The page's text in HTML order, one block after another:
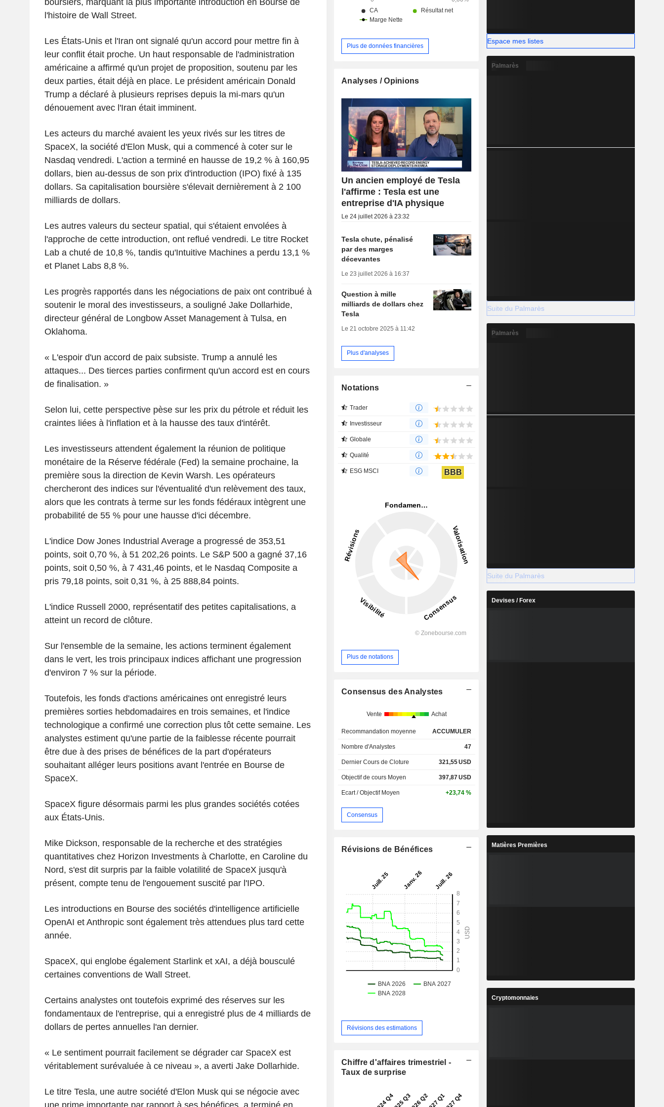
l'histoire de Wall Street.
Les États-Unis et l'Iran ont signalé qu'un accord pour mettre fin à
leur conflit était proche. Un haut responsable de l'administration
américaine a affirmé qu'un projet de proposition, soutenu par les
deux parties, était déjà en place. Le président américain Donald
Trump a déclaré à plusieurs reprises depuis la mi-mars qu'un
dénouement avec l'Iran était imminent.
Les acteurs du marché avaient les yeux rivés sur les titres de
SpaceX, la société d'Elon Musk, qui a commencé à coter sur le
Nasdaq vendredi. L'action a terminé en hausse de 19,2 % à 160,95
dollars, bien au-dessus de son prix d'introduction (IPO) fixé à 135
dollars. Sa capitalisation boursière s'élevait dernièrement à 2 100
milliards de dollars.
Les autres valeurs du secteur spatial, qui s'étaient envolées à
l'approche de cette introduction, ont reflué vendredi. Le titre Rocket
Lab a chuté de 10,8 %, tandis qu'Intuitive Machines a perdu 13,1 %
et Planet Labs 8,8 %.
Les progrès rapportés dans les négociations de paix ont contribué à
soutenir le moral des investisseurs, a souligné Jake Dollarhide,
directeur général de Longbow Asset Management à Tulsa, en
Oklahoma.
« L'espoir d'un accord de paix subsiste. Trump a annulé les
attaques... Des tierces parties confirment qu'un accord est en cours
de finalisation. »
Selon lui, cette perspective pèse sur les prix du pétrole et réduit les
craintes liées à l'inflation et à la hausse des taux d'intérêt.
Les investisseurs attendent également la réunion de politique
monétaire de la Réserve fédérale (Fed) la semaine prochaine, la
première sous la direction de Kevin Warsh. Les opérateurs
chercheront des indices sur l'éventualité d'un relèvement des taux,
alors que les contrats à terme sur les fonds fédéraux intègrent une
probabilité de 55 % pour une hausse d'ici décembre.
L'indice Dow Jones Industrial Average a progressé de 353,51
points, soit 0,70 %, à 51 202,26 points. Le S&P 500 a gagné 37,16
points, soit 0,50 %, à 7 431,46 points, et le Nasdaq Composite a
pris 79,18 points, soit 0,31 %, à 25 888,84 points.
L'indice Russell 2000, représentatif des petites capitalisations, a
atteint un record de clôture.
Sur l'ensemble de la semaine, les actions terminent également
dans le vert, les trois principaux indices affichant une progression
d'environ 7 % sur la période.
Toutefois, les fonds d'actions américaines ont enregistré leurs
premières sorties hebdomadaires en trois semaines, et l'indice
technologique a confirmé une correction plus tôt cette semaine. Les
analystes estiment qu'une partie de la faiblesse récente pourrait
être due à des prises de bénéfices de la part d'opérateurs
souhaitant alléger leurs positions avant l'entrée en Bourse de
SpaceX.
SpaceX figure désormais parmi les plus grandes sociétés cotées
aux États-Unis.
Mike Dickson, responsable de la recherche et des stratégies
quantitatives chez Horizon Investments à Charlotte, en Caroline du
Nord, s'est dit surpris par la faible volatilité de SpaceX jusqu'à
présent, compte tenu de l'engouement suscité par l'IPO.
Les introductions en Bourse des sociétés d'intelligence artificielle
OpenAI et Anthropic sont également très attendues plus tard cette
année.
SpaceX, qui englobe également Starlink et xAI, a déjà bousculé
certaines conventions de Wall Street.
Certains analystes ont toutefois exprimé des réserves sur les
fondamentaux de l'entreprise, qui a enregistré plus de 4 milliards de
dollars de pertes annuelles l'an dernier.
« Le sentiment pourrait facilement se dégrader car SpaceX est
véritablement surévaluée à ce niveau », a averti Jake Dollarhide.
Le titre Tesla, une autre société d'Elon Musk qui se négocie avec
une prime importante par rapport à ses bénéfices, a terminé en
Plus de données financières
Analyses / Opinions
Un ancien employé de Tesla
l'affirme : Tesla est une
entreprise d'IA physique
Le 24 juillet 2026 à 23:32
Tesla chute, pénalisé
par des marges
décevantes
Le 23 juillet 2026 à 16:37
Question à mille
milliards de dollars chez
Tesla
Le 21 octobre 2025 à 11:42
Plus d'analyses
Notations
Trader
Investisseur
Globale
Qualité
ESG MSCI BBB
Plus de notations
Consensus des Analystes
Vente Achat
Recommandation moyenne ACCUMULER
Nombre d'Analystes 47
Dernier Cours de Cloture 321,55USD
Objectif de cours Moyen 397,87USD
Ecart / Objectif Moyen +23,74 %
Consensus
Révisions de Bénéfices
Révisions des estimations
Chiffre d'affaires trimestriel -
Taux de surprise
Espace mes listes
Palmarès
Suite du Palmarès
Palmarès
Suite du Palmarès
Devises / Forex
Matières Premières
Cryptomonnaies